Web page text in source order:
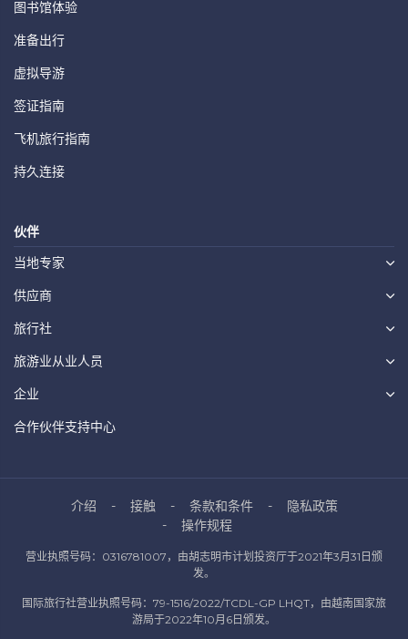
图书馆体验
准备出行
虚拟导游
签证指南
飞机旅行指南
持久连接
伙伴
当地专家
供应商
旅行社
旅游业从业人员
企业
合作伙伴支持中心
介绍 接触 条款和条件
隐私政策
操作规程
营业执照号码：0316781007，由胡志明市计划投资厅于2021年3月31日颁
发。
国际旅行社营业执照号码：79-1516/2022/TCDL-GP LHQT，由越南国家旅
游局于2022年10月6日颁发。